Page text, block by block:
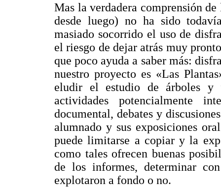
Mas la verdadera comprensión
desde luego) no ha sido
masiado socorrido el uso de
el riesgo de dejar atrás muy
que poco ayuda a saber más:
nuestro proyecto es «Las
eludir el estudio de árboles y
actividades potencialmente
documental, debates y
alumnado y sus exposiciones
puede limitarse a copiar y la
como tales ofrecen buenas
de los informes, determinar
explotaron a fondo o no.